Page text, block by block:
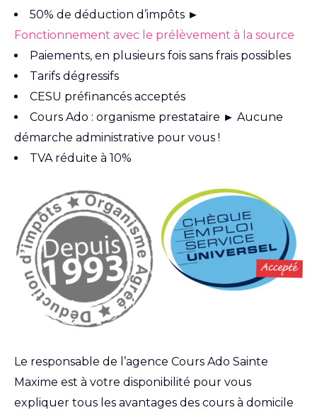
50% de déduction d’impôts ►
Fonctionnement avec le prélèvement à la source
Paiements, en plusieurs fois sans frais possibles
Tarifs dégressifs
CESU préfinancés acceptés
Cours Ado : organisme prestataire ► Aucune
démarche administrative pour vous !
TVA réduite à 10%
Le responsable de l’agence Cours Ado Sainte
Maxime est à votre disponibilité pour vous
expliquer tous les avantages des cours à domicile